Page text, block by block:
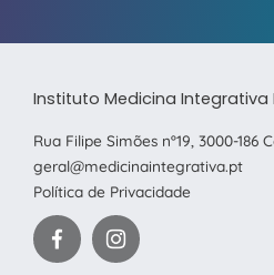
Instituto Medicina Integrativa
Rua Filipe Simões nº19, 3000-186
geral@medicinaintegrativa.pt
Política de Privacidade